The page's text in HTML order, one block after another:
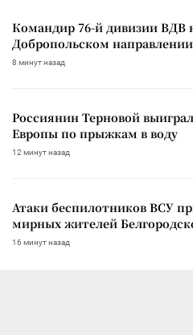
Командир 76-й дивизии ВДВ
Добропольском направлении
8 минут назад
Россиянин Терновой
Европы по прыжкам в воду
12 минут назад
Атаки беспилотников ВСУ
мирных жителей
16 минут назад